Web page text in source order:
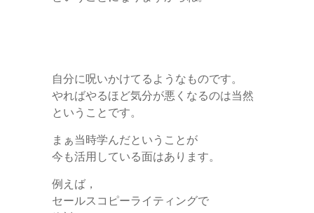
自分に呪いかけてるようなものです。
やればやるほど気分が悪くなるのは当然
ということです。
まぁ当時学んだということが
今も活用している面はあります。
例えば，
セールスコピーライティングで